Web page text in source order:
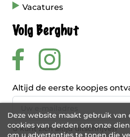
Vacatures
Volg Berghut
Altijd de eerste koopjes
U kunt zich altijd uitschrijven
Deze website maakt gebruik van
cookies van derden om onze
om u advertenties te tonen die